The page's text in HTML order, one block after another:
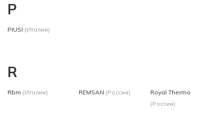
P
PIUSI (Италия)
R
Rbm (Италия) REMSAN (Россия)
Royal Thermo
(Россия)